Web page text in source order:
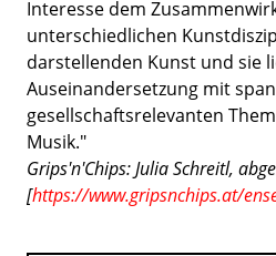
Interesse dem
unterschiedlichen
darstellenden Kunst und sie
Auseinandersetzung mit
gesellschaftsrelevanten
Musik."
Grips'n'Chips: Julia Schreitl,
[https://www.gripsnchips.at/